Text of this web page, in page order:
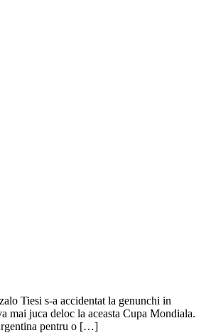
Tiesi s-a accidentat la genunchi in
mai juca deloc la aceasta Cupa Mondiala.
pentru o […]